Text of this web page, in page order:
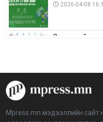
2026-04-08
Сонгуулийн
аймагт
Mpress.mn мэдээллийн сайт нь